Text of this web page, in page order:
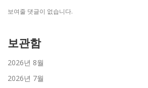
보여줄 댓글이 없습니다.
보관함
2026년 8월
2026년 7월